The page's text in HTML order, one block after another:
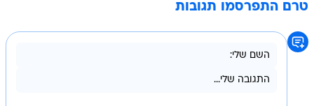
טרם התפרסמו תגובות